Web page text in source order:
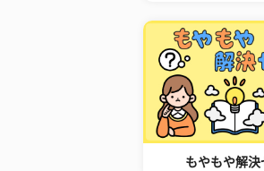
もやもや解決